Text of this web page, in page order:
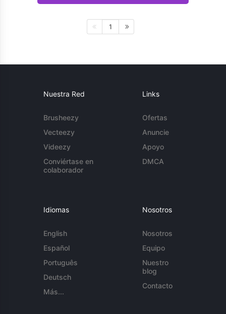
1
Nuestra Red
Brusheezy
Vecteezy
Videezy
Conviértase en
colaborador
Links
Ofertas
Anuncie
Apoyo
DMCA
Idiomas
English
Español
Português
Deutsch
Más...
Nosotros
Nosotros
Equipo
Nuestro
blog
Contacto